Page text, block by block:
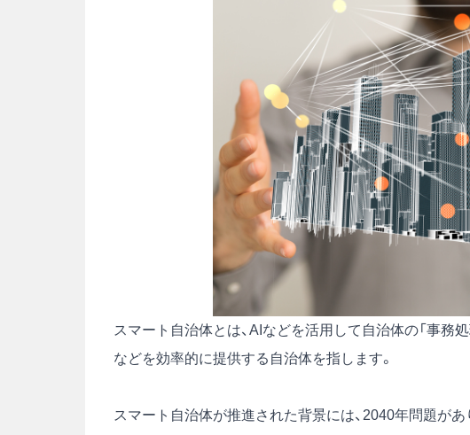
スマート自治体とは、AIなどを活用して自治体の「事務
などを効率的に提供する自治体を指します。
スマート自治体が推進された背景には、2040年問題が